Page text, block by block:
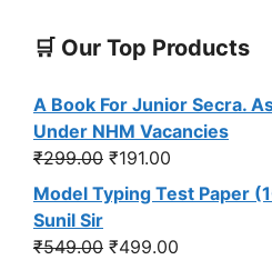
🛒 Our Top Products
A Book For Junior Secra.
Under NHM Vacancies
₹299.00 Original
price
was:
₹299.00.
₹191.00
price
₹191.00.
Model Typing Test Paper
Sunil Sir
₹549.00 Original
₹499.00